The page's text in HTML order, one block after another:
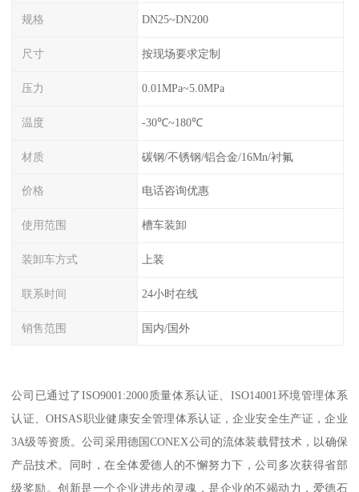
规格 DN25~DN200
尺寸 按现场要求定制
压力 0.01MPa~5.0MPa
温度 -30℃~180℃
材质 碳钢/不锈钢/铝合金/16Mn/衬氟
价格 电话咨询优惠
使用范围 槽车装卸
装卸车方式 上装
联系时间 24小时在线
销售范围 国内/国外
公司已通过了ISO9001:2000质量体系认证、ISO14001环境管理体系
认证、OHSAS职业健康安全管理体系认证，企业安全生产证，企业
3A级等资质。公司采用德国CONEX公司的流体装载臂技术，以确保
产品技术。同时，在全体爱德人的不懈努力下，公司多次获得省部
级奖励。创新是一个企业进步的灵魂，是企业的不竭动力，爱德石